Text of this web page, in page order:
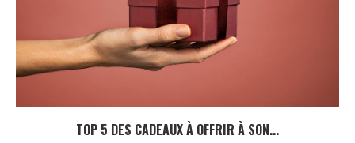
TOP 5 DES CADEAUX À OFFRIR À SON...